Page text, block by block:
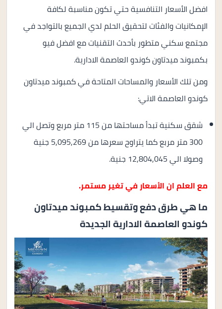
افضل الأسعار التنافسية حتي تكون مناسبة لكافة
الإمكانيات والفئات لتحقيق الحلم لدي الجميع بالتواجد في
مجتمع سكني متطور بأحدث التقنيات مع افضل فيو
بكمبوند ميدتاون كوندو العاصمة الادارية.
ومن تلك الأسعار والمساحات المتاحة في كمبوند ميدتاون
كوندو العاصمة الاتي:
شقق سكنية تبدأ مساحتها من 115 متر مربع وتصل الي
300 متر مربع كما يتراوح سعرها من 5,095,269 جنية
وصولا الي 12,804,045 جنية.
مع العلم ان الأسعار في تغير مستمر.
ما هي طرق دفع وتقسيط كمبوند ميدتاون
كوندو العاصمة الادارية الجديدة